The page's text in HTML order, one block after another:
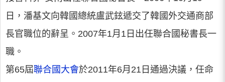
日，潘基文向韓國總統盧武鉉遞交了韓國外交通商部
長官職位的辭呈。2007年1月1日出任聯合國秘書長一
職。
第65屆聯合國大會於2011年6月21日通過決議，任命